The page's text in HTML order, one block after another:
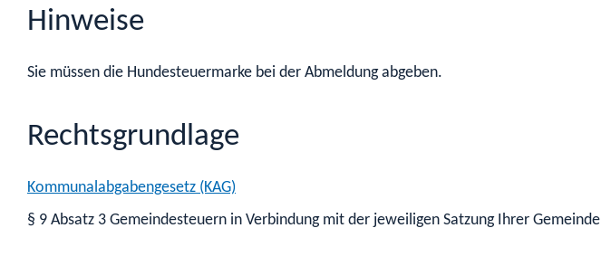
Hinweise
Sie müssen die Hundesteuermarke bei der Abmeldung abgeben.
Rechtsgrundlage
Kommunalabgabengesetz (KAG)
§ 9 Absatz 3 Gemeindesteuern in Verbindung mit der jeweiligen Satzung Ihrer Gemeinde